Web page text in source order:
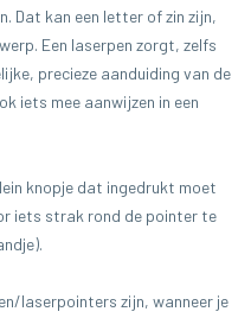
Dat kan een letter of zin zijn,
Een laserpen zorgt, zelfs
precieze aanduiding van de
iets mee aanwijzen in een
knopje dat ingedrukt moet
iets strak rond de pointer te
laserpointers zijn, wanneer je